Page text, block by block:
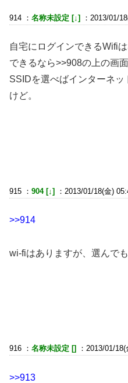
914 ： 名称未設定 [↓] ：2013/01/
自宅にログインできるWifi
できるなら>>908の上の画
SSIDを選べばインターネ
けど。
915 ： 904 [↓] ：2013/01/18(金)
>>914
wi-fiはありますが、選んで
916 ： 名称未設定 [] ：2013/01/
>>913